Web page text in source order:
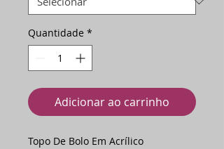
Quantidade *
Adicionar ao carrinho
Topo De Bolo Em Acrílico